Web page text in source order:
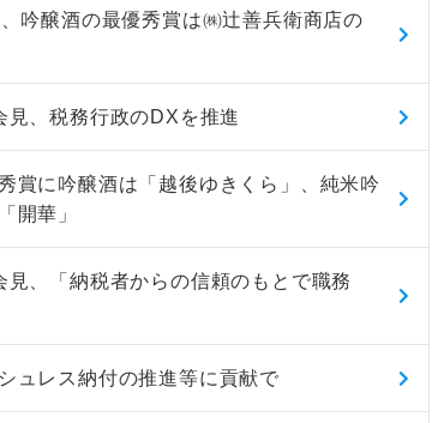
吟醸酒の最優秀賞は㈱辻善兵衛商店の
、税務行政のDXを推進
賞に吟醸酒は「越後ゆきくら」、純米吟
開華」
、「納税者からの信頼のもとで職務
ュレス納付の推進等に貢献で
式の評価の仕方と記載
8年版）
市街地周辺土地の評価 Ｑ
&amp;Ａ（二訂版）